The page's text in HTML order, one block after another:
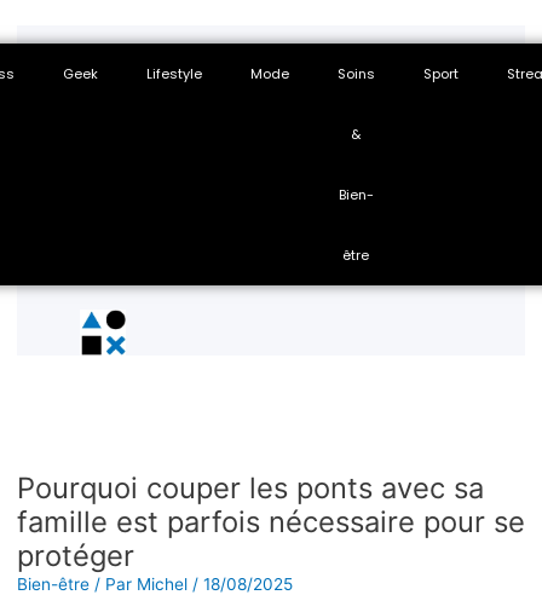
Geek Lifestyle Mode Soins
&
Bien-
être
Sport
Pourquoi couper les ponts avec sa
famille est parfois nécessaire pour se
protéger
Bien-être/ Par Michel / 18/08/2025